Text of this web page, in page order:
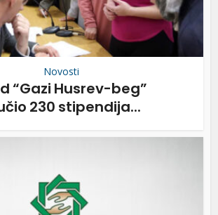
Novosti
“Gazi Husrev-beg”
230 stipendija...